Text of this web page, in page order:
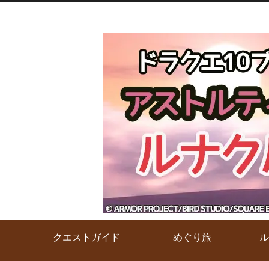
クエストガイド めぐり旅